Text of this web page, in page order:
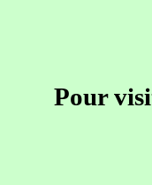
Pour